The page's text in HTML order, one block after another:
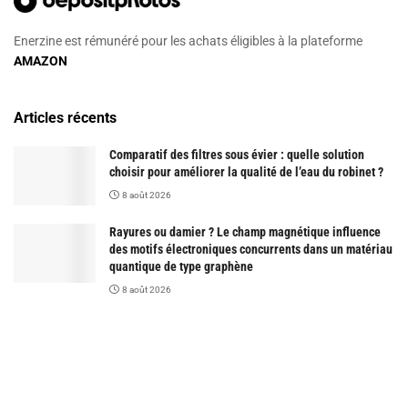
Enerzine est rémunéré pour les achats éligibles à la plateforme
AMAZON
Articles récents
Comparatif des filtres sous évier : quelle solution
choisir pour améliorer la qualité de l’eau du robinet ?
8 août 2026
Rayures ou damier ? Le champ magnétique influence
des motifs électroniques concurrents dans un matériau
quantique de type graphène
8 août 2026